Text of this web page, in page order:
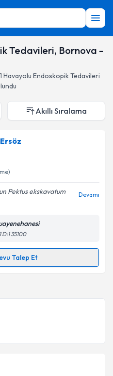
Tedavileri, Bornova -
1 Havayolu Endoskopik Tedavileri
Akıllı Sıralama
Pektus ekskavatum
Devamı
D:1 35100
Talep Et
posta ile bilgilendireceğiz.